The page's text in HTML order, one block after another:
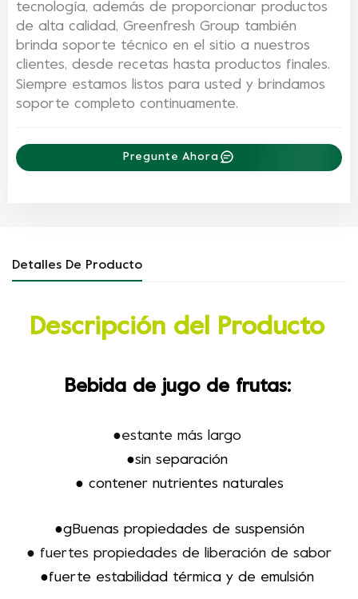
tecnología, además de proporcionar productos
de alta calidad, Greenfresh Group también
brinda soporte técnico en el sitio a nuestros
clientes, desde recetas hasta productos finales.
Siempre estamos listos para usted y brindamos
soporte completo continuamente.
Pregunte Ahora
Detalles De Producto
Descripción del Producto
Bebida de jugo de frutas:
●estante más largo
●sin separación
● contener nutrientes naturales
●gBuenas propiedades de suspensión
● fuertes propiedades de liberación de sabor
●fuerte estabilidad térmica y de emulsión